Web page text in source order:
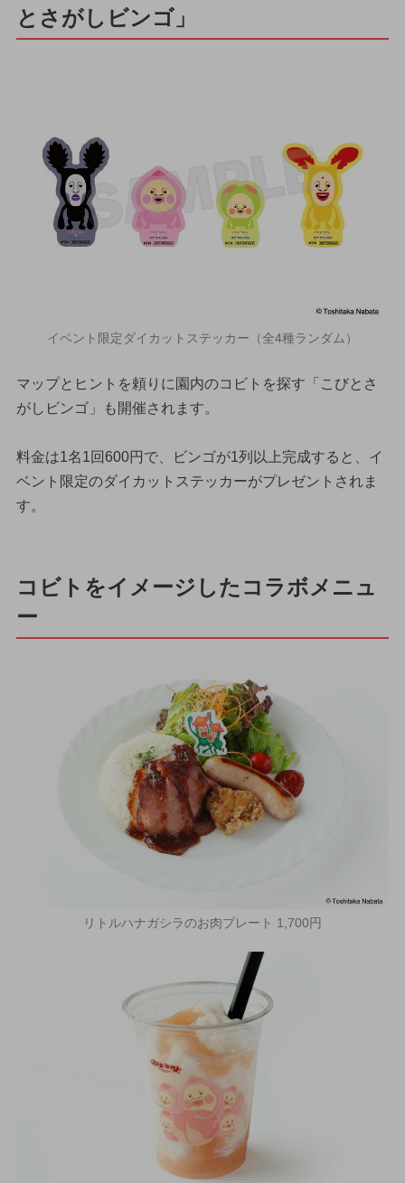
とさがしビンゴ」
イベント限定ダイカットステッカー（全4種ランダム）
マップとヒントを頼りに園内のコビトを探す「こびとさ
がしビンゴ」も開催されます。
料金は1名1回600円で、ビンゴが1列以上完成すると、イ
ベント限定のダイカットステッカーがプレゼントされま
す。
コビトをイメージしたコラボメニュ
ー
リトルハナガシラのお肉プレート 1,700円